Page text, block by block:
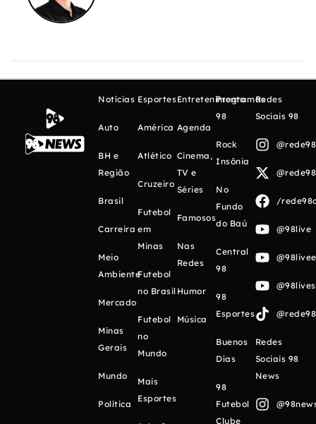
Notícias
Auto
BH e
Região
Brasil
Carreira
Meio
Ambiente
Mercado
Minas
Gerais
Mundo
Política
Esportes
América
Atlético
Cruzeiro
Futebol
em
Minas
Futebol
no Brasil
Futebol
no
Mundo
Mais
Esportes
Entretenimento
Agenda
Cinema,
TV e
Séries
Famosos
Nas
Redes
Humor
Música
Programas
98
Rock
Insônia
No
Fundo
do Baú
Central
98
98
Esportes
Buenos
Días
98
Futebol
Clube
Redes
Sociais 98
/
@98live
Redes
Sociais 98
News